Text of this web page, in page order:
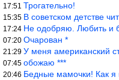
17:51 Трогательно!
15:35 В советском детстве
17:24 Не одобряю. Любить и
07:20 Очарован *
21:29 У меня американский
07:45 обожаю ***
20:46 Бедные мамочки! Как